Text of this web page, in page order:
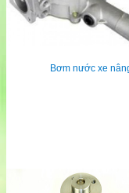
Bơm nước xe